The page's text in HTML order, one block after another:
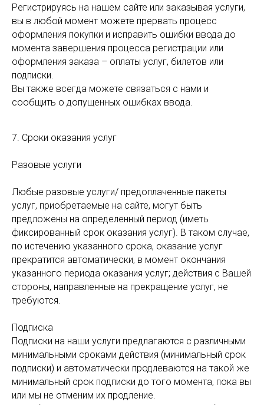
Регистрируясь на нашем сайте или заказывая услуги,
вы в любой момент можете прервать процесс
оформления покупки и исправить ошибки ввода до
момента завершения процесса регистрации или
оформления заказа – оплаты услуг, билетов или
подписки.
Вы также всегда можете связаться с нами и
сообщить о допущенных ошибках ввода.
7. Сроки оказания услуг
Разовые услуги
Любые разовые услуги/ предоплаченные пакеты
услуг, приобретаемые на сайте, могут быть
предложены на определенный период (иметь
фиксированный срок оказания услуг). В таком случае,
по истечению указанного срока, оказание услуг
прекратится автоматически, в момент окончания
указанного периода оказания услуг; действия с Вашей
стороны, направленные на прекращение услуг, не
требуются.
Подписка
Подписки на наши услуги предлагаются с различными
минимальными сроками действия (минимальный срок
подписки) и автоматически продлеваются на такой же
минимальный срок подписки до того момента, пока вы
или мы не отменим их продление.